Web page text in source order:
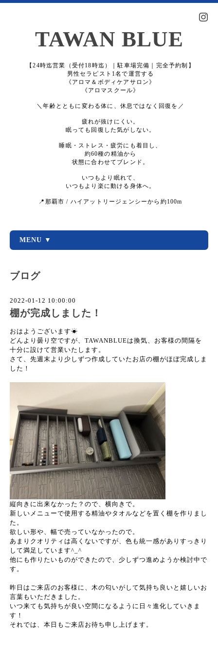
TAWAN BLUE
【24時迄営業（受付18時迄）｜駐車場完備｜完全予約制】
男性セラピスト1名で運営する
《アロマ＆ボディケアサロン》
《アロマスクール》
＼年齢とともに変わる体に、休息ではなく回復を／
疲れが抜けにくい。
眠っても回復した気がしない。
睡眠・ストレス・疲労にも着目し、
約60種の精油から
状態に合わせてブレンド。
いつもより眠れて、
いつもより楽に動ける身体へ。
📍那覇市 / ハイアットリージェンシーから約100m
MENU ▼
ブログ
2022-01-12 10:00:00
棚が完成しました！
おはようございます☀
どんより曇り空ですが、TAWANBLUEは換気、お客様の間隔を
十分に設けて営業いたします。
さて、先週末より少しずつ作成していたお店の棚がほぼ完成しま
した！
縦向きに出来なかった？ので、横向きで。
新しいメニューで使用する精油やタオルなどを置く棚を作りまし
た。
欲しい形や、幅で売っていなかったので。
あまりクオリティは高くないですが、色も統一感がありすっきり
して満足しています^_^
他にも作りたいものができたので、少しずつ進めようか検討中で
す。
昨日はご来店のお客様に、木の匂いがして気持ち良いと嬉しいお
言葉もいただきました。
いつ来ても気持ちが良い空間になるように日々進化していきま
す！
それでは、本日もご来店お待ち申し上げます。